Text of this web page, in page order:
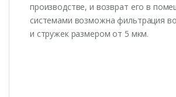
производстве, и возврат его в
системами возможна фильтрация
и стружек размером от 5 мкм.